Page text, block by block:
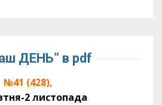
ДЕНЬ” в pdf
№41 (428),
2 листопада